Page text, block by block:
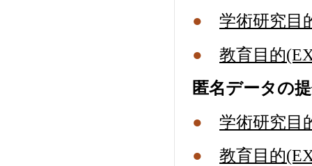
● 学術研究目
● 教育目的
匿名データの
● 学術研究目
● 教育目的